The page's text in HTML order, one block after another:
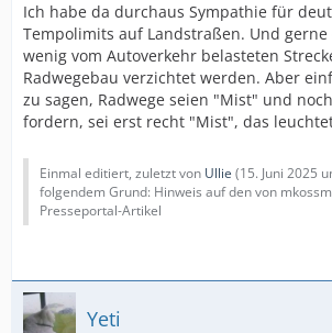
Ich habe da durchaus Sympathie für
Tempolimits auf Landstraßen. Und
wenig vom Autoverkehr belasteten
Radwegebau verzichtet werden. Aber
zu sagen, Radwege seien "Mist" und
fordern, sei erst recht "Mist", das
Einmal editiert, zuletzt von Ullie (15. Juni 2025
folgendem Grund: Hinweis auf den von
Presseportal-Artikel
Yeti